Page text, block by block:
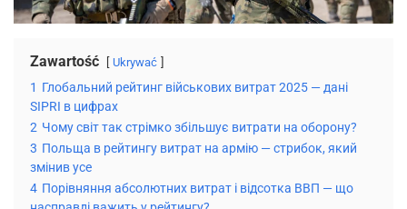
Zawartość Ukrywać
1 Глобальний рейтинг військових витрат 2025 — дані
SIPRI в цифрах
2 Чому світ так стрімко збільшує витрати на оборону?
3 Польща в рейтингу витрат на армію — стрибок, який
змінив усе
4 Порівняння абсолютних витрат і відсотка ВВП — що